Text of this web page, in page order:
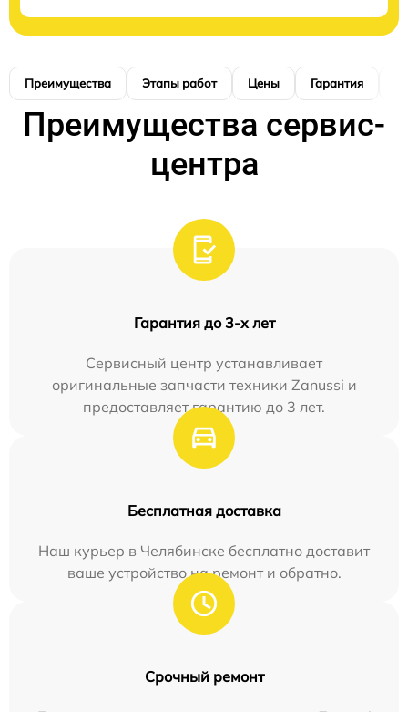
Преимущества Этапы работ Цены Гарантия
Преимущества сервис-
центра
Гарантия до 3-х лет
Сервисный центр устанавливает
оригинальные запчасти техники Zanussi и
предоставляет гарантию до 3 лет.
Бесплатная доставка
Наш курьер в Челябинске бесплатно доставит
ваше устройство на ремонт и обратно.
Срочный ремонт